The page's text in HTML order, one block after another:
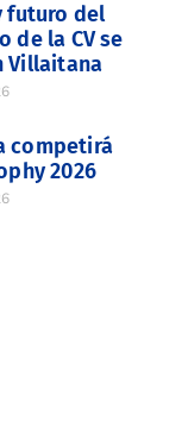
futuro del
de la CV se
Villaitana
competirá
2026